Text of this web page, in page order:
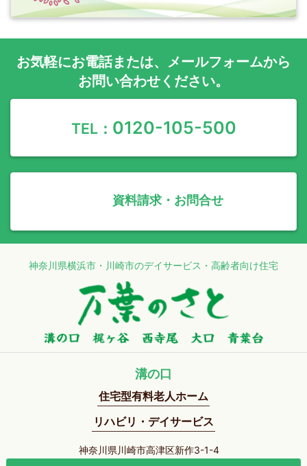
お気軽にお電話または、 メールフォームから
お問い合わせください。
TEL： 0120-105-500
資料請求・お問合せ
神奈川県横浜市・川崎市のデイサービス・高齢者向け住宅
溝の口
住宅型有料老人ホーム
リハビリ・デイサービス
神奈川県川崎市高津区新作3-1-4